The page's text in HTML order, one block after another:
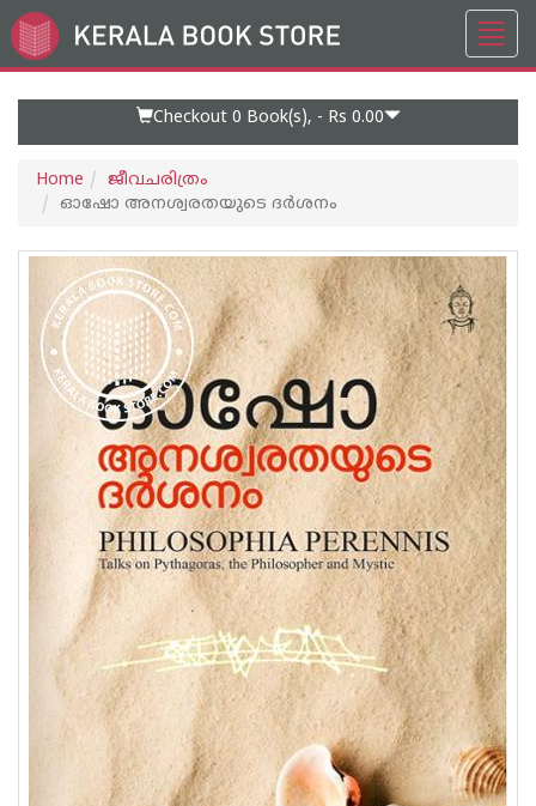
Go
to
Checkout 0 Book(s), - Rs 0.00
Home
ജീവചരിത്രം
ഓഷോ അനശ്വരതയുടെ ദർശനം